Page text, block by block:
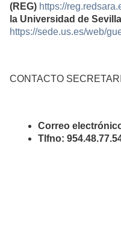
(REG) https://
la Universidad de Sevilla
https://sede.us.es/web/
CONTACTO
Correo
Tlfno: